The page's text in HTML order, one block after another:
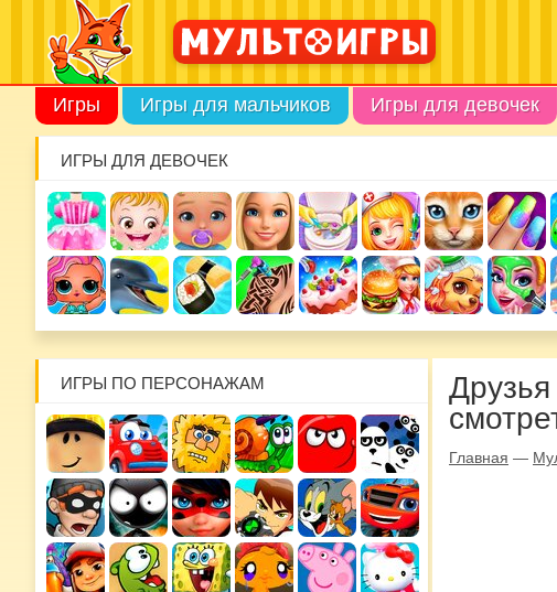
Игры Игры для мальчиков Игры для девочек
ИГРЫ ДЛЯ ДЕВОЧЕК
ИГРЫ ПО ПЕРСОНАЖАМ
Главная —